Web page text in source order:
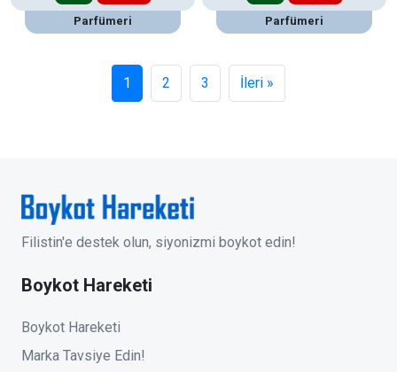
Parfümeri Parfümeri
1 2 3 İleri »
Filistin'e destek olun, siyonizmi boykot edin!
Boykot Hareketi
Boykot Hareketi
Marka Tavsiye Edin!